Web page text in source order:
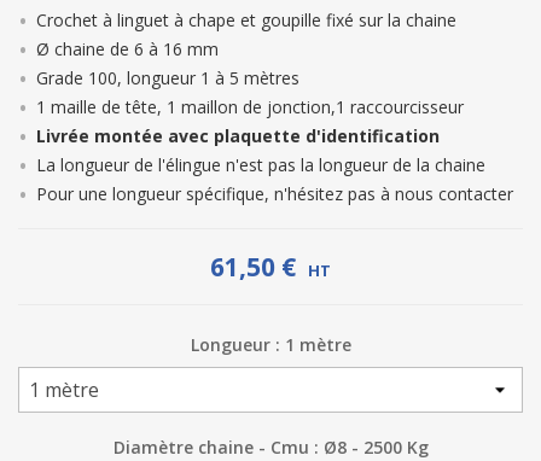
Crochet à linguet à chape et goupille fixé sur la chaine
Ø chaine de 6 à 16 mm
Grade 100, longueur 1 à 5 mètres
1 maille de tête, 1 maillon de jonction,1 raccourcisseur
Livrée montée avec plaquette d'identification
La longueur de l'élingue n'est pas la longueur de la chaine
Pour une longueur spécifique, n'hésitez pas à nous contacter
61,50 € HT
Longueur : 1 mètre
Diamètre chaine - Cmu : Ø8 - 2500 Kg